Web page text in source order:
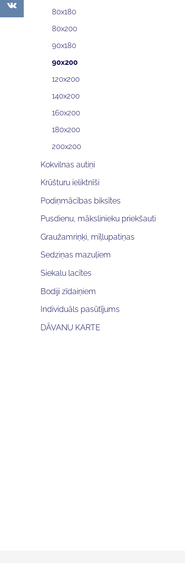
80x180
80x200
90x180
90x200
120x200
140x200
160x200
180x200
200x200
Kokvilnas autiņi
Krūšturu ieliktnīši
Podiņmācības biksītes
Pusdienu, mākslinieku priekšauti
Graužamriņķi, mīļlupatiņas
Sedziņas mazuļiem
Siekalu lacītes
Bodiji zīdaiņiem
Individuāls pasūtījums
DĀVANU KARTE